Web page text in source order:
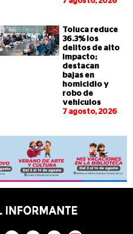
Toluca reduce
36.3% los
delitos de alto
impacto;
destacan
bajas en
homicidio y
robo de
vehículos
7 agosto, 2026